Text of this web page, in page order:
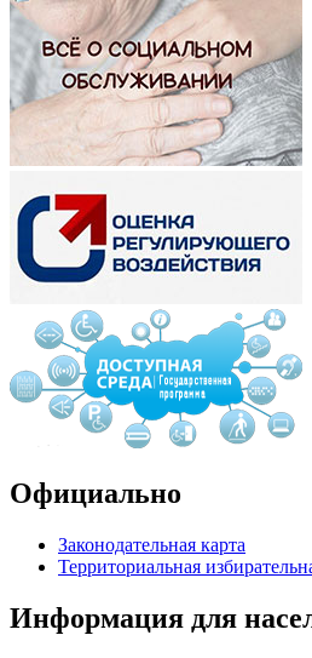
Официально
Законодательная карта
Территориальная
Информация для